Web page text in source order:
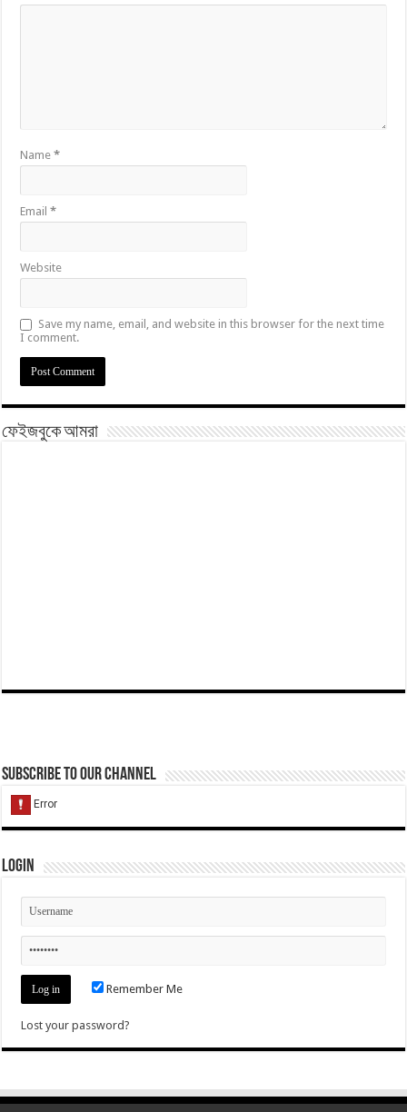
Name*
Email*
Website
Save my name, email, and website in this browser for the next time
I comment.
ফেইজবুকে আমরা
Subscribe to our Channel
Login
Remember Me
Lost your password?